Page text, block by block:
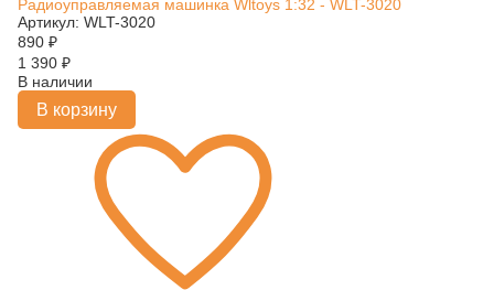
Радиоуправляемая машинка Wltoys 1:32 - WLT-3020
Артикул: WLT-3020
890 ₽
1 390 ₽
В наличии
В корзину